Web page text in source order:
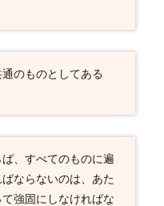
のものとしてある
、すべてのものに遍
ならないのは、あた
強固にしなければな